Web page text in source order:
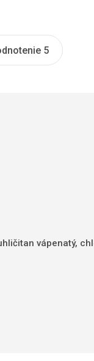
5
vápenatý,